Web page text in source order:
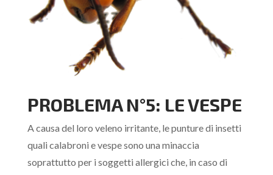
PROBLEMA N°5: LE VESPE
A causa del loro veleno irritante, le punture di insetti
quali calabroni e vespe sono una minaccia
soprattutto per i soggetti allergici che, in caso di